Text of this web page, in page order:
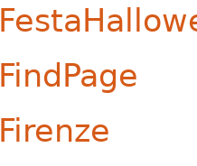
FindPage
Firenze